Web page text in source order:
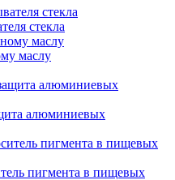
стекла
маслу
алюминиевых
пигмента в пищевых